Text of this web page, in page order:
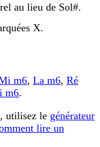
au lieu de Sol#.
X.
m6, La m6, Ré
m6.
utilisez le générateur
lire un